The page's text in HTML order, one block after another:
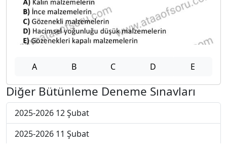
A B C D E
Diğer Bütünleme Deneme Sınavları
2025-2026 12 Şubat
2025-2026 11 Şubat